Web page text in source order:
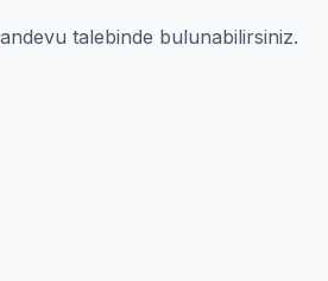
talebinde bulunabilirsiniz.